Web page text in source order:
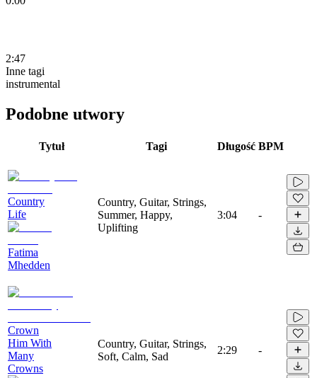
2:47
Inne tagi
instrumental
Podobne utwory
Tytuł Tagi Długość BPM
Country
Life
Fatima
Mhedden
Country, Guitar, Strings,
Summer, Happy,
Uplifting
3:04 -
Crown
Him With
Many
Crowns
Country, Guitar, Strings,
Soft, Calm, Sad
2:29 -